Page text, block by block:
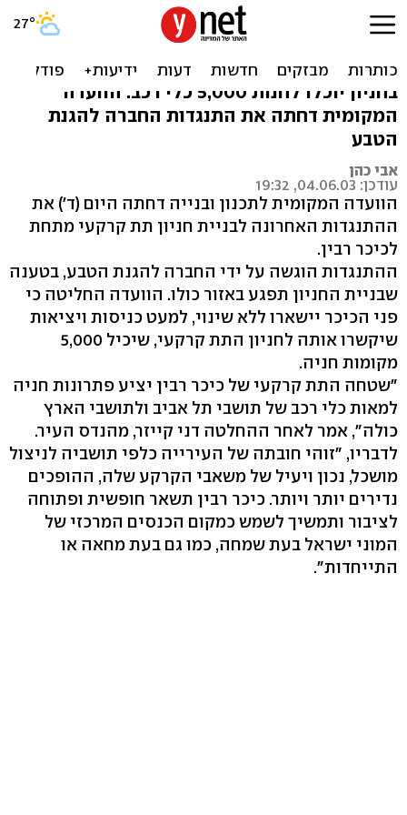
החלטה: מתחת לכיכר רבין
בתל אביב ייבנה חניון
בחניון יוכלו לחנות 5,000 כלי רכב. הוועדה
המקומית דחתה את התנגדות החברה להגנת
הטבע
אבי כהן
עודכן: 04.06.03, 19:32
הוועדה המקומית לתכנון ובנייה דחתה היום (ד') את
ההתנגדות האחרונה לבניית חניון תת קרקעי מתחת
לכיכר רבין.
ההתנגדות הוגשה על ידי החברה להגנת הטבע, בטענה
שבניית החניון תפגע באזור כולו. הוועדה החליטה כי
פני הכיכר יישארו ללא שינוי, למעט כניסות ויציאות
שיקשרו אותה לחניון התת קרקעי, שיכיל 5,000
מקומות חניה.
"שטחה התת קרקעי של כיכר רבין יציע פתרונות חניה
למאות כלי רכב של תושבי תל אביב ולתושבי הארץ
כולה", אמר לאחר ההחלטה דני קייזר, מהנדס העיר.
לדבריו, "זוהי חובתה של העירייה כלפי תושביה לניצול
מושכל, נכון ויעיל של משאבי הקרקע שלה, ההופכים
נדירים יותר ויותר. כיכר רבין תשאר חופשית ופתוחה
לציבור ותמשיך לשמש כמקום הכנסים המרכזי של
המוני ישראל בעת שמחה, כמו גם בעת מחאה או
התייחדות".